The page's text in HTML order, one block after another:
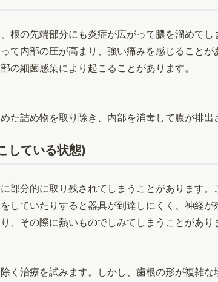
根の先端部分にも炎症が広がって膿を溜めてし
て内部の圧が高まり、強い痛みを感じることが
の細菌感染により起こることがあります。
た詰め物を取り除き、内部を消毒して膿が排出
している状態)
部分的に取り残されてしまうことがあります
していたりすると器具が到達しにくく、神経が
、その際に熱いものでしみてしまうことがあり
く治療を試みます。しかし、歯根の形が複雑